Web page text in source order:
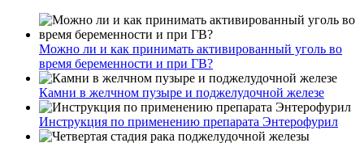
Можно ли и как принимать активированный уголь во
время беременности и при ГВ?
Камни в желчном пузыре и поджелудочной железе
Инструкция по применению препарата Энтерофурил